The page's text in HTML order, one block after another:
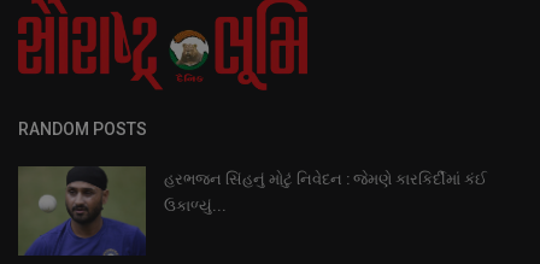
RANDOM POSTS
હરભજન સિંહનું મોટું નિવેદન : જેમણે કારકિર્દીમાં કંઈ
ઉકાળ્યું...